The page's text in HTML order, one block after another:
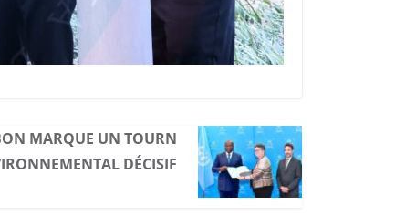
MARQUE UN TOURN
DÉCISIF